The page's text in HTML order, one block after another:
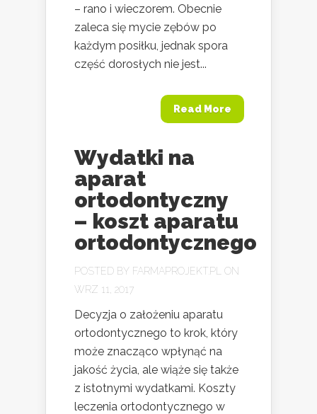
– rano i wieczorem. Obecnie
zaleca się mycie zębów po
każdym posiłku, jednak spora
część dorosłych nie jest...
Read More
Wydatki na
aparat
ortodontyczny
– koszt aparatu
ortodontycznego
POSTED BY FARMAPROJEKT.PL
ON
WRZ 11, 2017
Decyzja o założeniu aparatu
ortodontycznego to krok, który
może znacząco wpłynąć na
jakość życia, ale wiąże się także
z istotnymi wydatkami. Koszty
leczenia ortodontycznego w